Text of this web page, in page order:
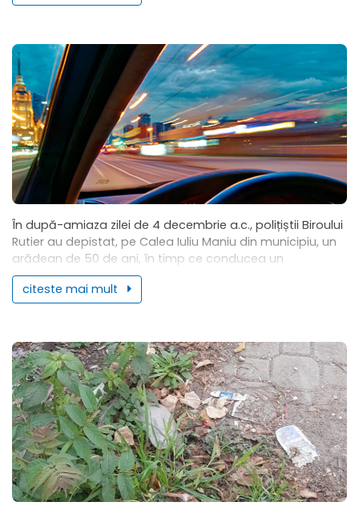
În după-amiaza zilei de 4 decembrie a.c., polițiștii Biroului
Rutier au depistat, pe Calea Iuliu Maniu din municipiu, un
arădean de 50 de ani, în timp ce conducea un
autoturism...
citeste mai mult